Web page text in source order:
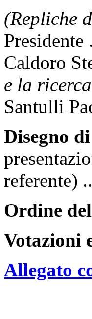
(Repliche
Presidente
Caldoro
e la ricerca
Santulli
Disegno
referente)
Ordine
Votazioni
Allegato